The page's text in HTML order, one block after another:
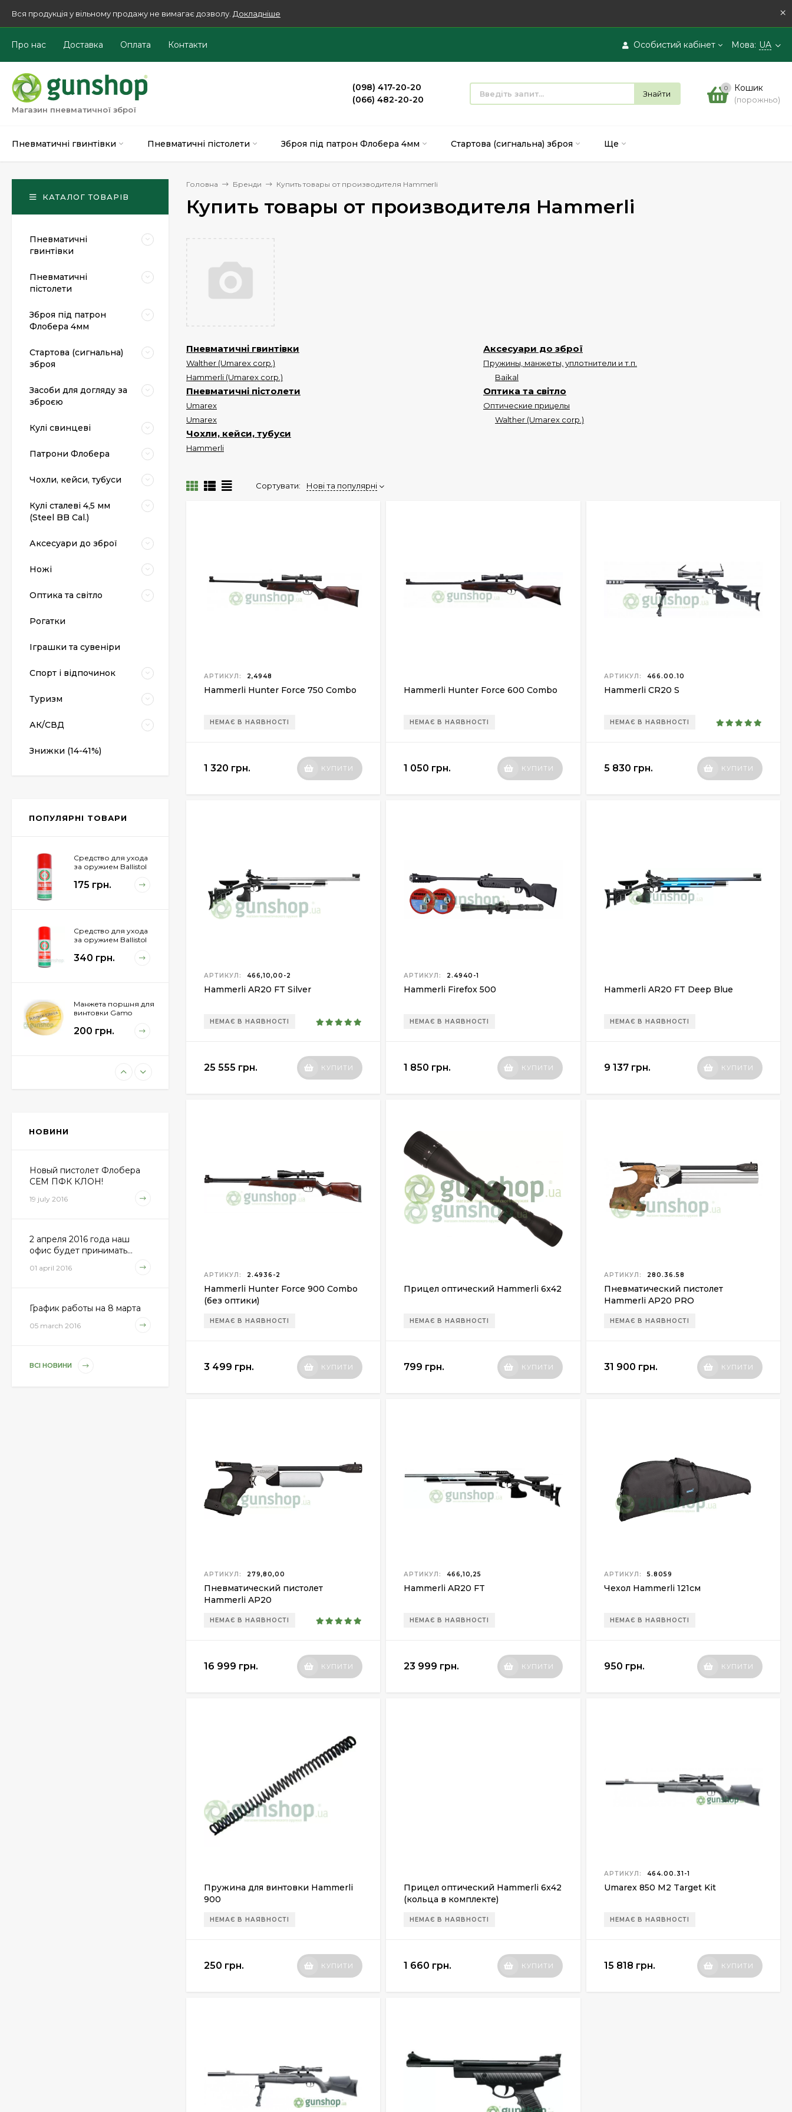
Вся продукція у вільному продажу не вимагає дозволу. Докладніше ×
Особистий кабінет
Вхід
Реєстрація
Мова: UA
Про нас Доставка Оплата Контакти
Магазин пневматичної зброї
(098) 417-20-20
(066) 482-20-20
Знайти
0 Кошик
(порожньо)
Пневматичні гвинтівки Пневматичні пістолети Зброя під патрон Флобера 4мм Стартова (сигнальна) зброя Ще
Головна Бренди Купить товары от производителя Hammerli
Купить товары от производителя Hammerli
Пневматичні гвинтівки
Walther (Umarex corp.)
Hammerli (Umarex corp.)
Пневматичні пістолети
Umarex
Umarex
Чохли, кейси, тубуси
Hammerli
Аксесуари до зброї
Пружины, манжеты, уплотнители и т.п.
Baikal
Оптика та світло
Оптические прицелы
Walther (Umarex corp.)
Сортувати: Нові та популярні
АРТИКУЛ: 2,4948
Hammerli Hunter Force 750 Combo
НЕМАЄ В НАЯВНОСТІ
1 320 грн. КУПИТИ
Hammerli Hunter Force 600 Combo
НЕМАЄ В НАЯВНОСТІ
1 050 грн. КУПИТИ
АРТИКУЛ: 466.00.10
Hammerli CR20 S
НЕМАЄ В НАЯВНОСТІ
5 830 грн. КУПИТИ
АРТИКУЛ: 466,10,00-2
Hammerli AR20 FT Silver
НЕМАЄ В НАЯВНОСТІ
25 555 грн. КУПИТИ
АРТИКУЛ: 2.4940-1
Hammerli Firefox 500
НЕМАЄ В НАЯВНОСТІ
1 850 грн. КУПИТИ
Hammerli AR20 FT Deep Blue
НЕМАЄ В НАЯВНОСТІ
9 137 грн. КУПИТИ
АРТИКУЛ: 2.4936-2
Hammerli Hunter Force 900 Combo
(без оптики)
НЕМАЄ В НАЯВНОСТІ
3 499 грн. КУПИТИ
Прицел оптический Hammerli 6x42
НЕМАЄ В НАЯВНОСТІ
799 грн. КУПИТИ
АРТИКУЛ: 280.36.58
Пневматический пистолет
Hammerli AP20 PRO
НЕМАЄ В НАЯВНОСТІ
31 900 грн. КУПИТИ
АРТИКУЛ: 279,80,00
Пневматический пистолет
Hammerli AP20
НЕМАЄ В НАЯВНОСТІ
16 999 грн. КУПИТИ
АРТИКУЛ: 466,10,25
Hammerli AR20 FT
НЕМАЄ В НАЯВНОСТІ
23 999 грн. КУПИТИ
АРТИКУЛ: 5.8059
Чехол Hammerli 121см
НЕМАЄ В НАЯВНОСТІ
950 грн. КУПИТИ
Пружина для винтовки Hammerli
900
НЕМАЄ В НАЯВНОСТІ
250 грн. КУПИТИ
Прицел оптический Hammerli 6x42
(кольца в комплекте)
НЕМАЄ В НАЯВНОСТІ
1 660 грн. КУПИТИ
АРТИКУЛ: 464.00.31-1
Umarex 850 M2 Target Kit
НЕМАЄ В НАЯВНОСТІ
15 818 грн. КУПИТИ
КАТАЛОГ ТОВАРІВ
Пневматичні
гвинтівки
Пневматичні
пістолети
Зброя під патрон
Флобера 4мм
Стартова (сигнальна)
зброя
Засоби для догляду за
зброєю
Кулі свинцеві
Патрони Флобера
Чохли, кейси, тубуси
Кулі сталеві 4,5 мм
(Steel BB Cal.)
Аксесуари до зброї
Ножі
Оптика та світло
Рогатки
Іграшки та сувеніри
Спорт і відпочинок
Туризм
АК/СВД
Знижки (14-41%)
ПОПУЛЯРНІ ТОВАРИ
пистолет Colt Special
Средство для ухода
за оружием Ballistol
175 грн.
Средство для ухода
за оружием Ballistol
340 грн.
Манжета поршня для
винтовки Gamo
200 грн.
(500шт.)
690 грн.
Combat Classic
6 540 грн.
Sellier&Bellot
1 850 грн.
Магазин для Beretta
НОВИНИ
Новый пистолет Флобера
СЕМ ПФК КЛОН!
19 july 2016
2 апреля 2016 года наш
офис будет принимать...
01 april 2016
График работы на 8 марта
05 march 2016
ВСІ НОВИНИ